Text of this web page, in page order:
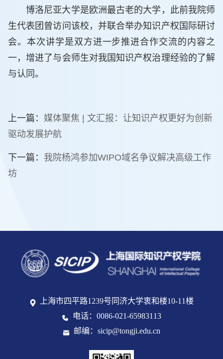
博洛尼亚大学是欧洲最古老的大学，此前我院师
生代表团曾访问该校，并联合举办知识产权国际研讨
会。本次讲学是双方进一步推进合作交流的内容之
一，增进了与会师生对我国知识产权治理经验的了解
与认同。
上一篇： 媒体聚焦 | 文汇报：让知识产权更好为创新
驱动发展护航
下一篇： 我院杨鸿参加WIPO域名争议解决高级工作
坊
上海市四平路1239号同济大学衷和楼10-11楼
电话：0086-021-65983113
邮编：sicip@tongji.edu.cn